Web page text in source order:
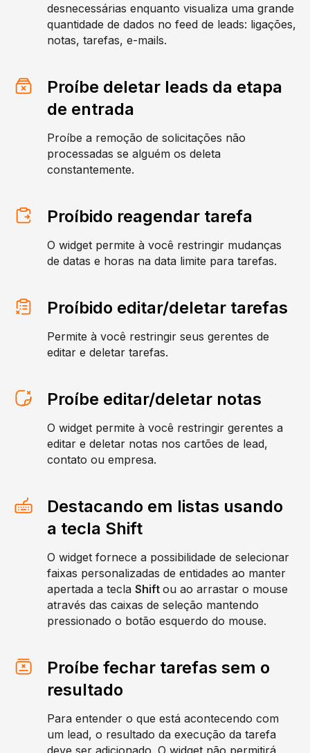
desnecessárias enquanto visualiza uma grande
quantidade de dados no feed de leads: ligações,
notas, tarefas, e-mails.
Proíbe deletar leads da etapa
de entrada
Proíbe a remoção de solicitações não
processadas se alguém os deleta
constantemente.
Proíbido reagendar tarefa
O widget permite à você restringir mudanças
de datas e horas na data limite para tarefas.
Proíbido editar/deletar tarefas
Permite à você restringir seus gerentes de
editar e deletar tarefas.
Proíbe editar/deletar notas
O widget permite à você restringir gerentes a
editar e deletar notas nos cartões de lead,
contato ou empresa.
Destacando em listas usando
a tecla Shift
O widget fornece a possibilidade de selecionar
faixas personalizadas de entidades ao manter
apertada a tecla Shift ou ao arrastar o mouse
através das caixas de seleção mantendo
pressionado o botão esquerdo do mouse.
Proíbe fechar tarefas sem o
resultado
Para entender o que está acontecendo com
um lead, o resultado da execução da tarefa
deve ser adicionado. O widget não permitirá